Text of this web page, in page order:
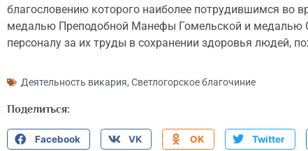
благословению которого наиболее потрудившимся во
медалью Преподобной Манефы Гомельской и медалью
персоналу за их труды в сохранении здоровья
Деятельность викария, Светлогорское благочиние
Поделиться:
Facebook VK OK Twitter